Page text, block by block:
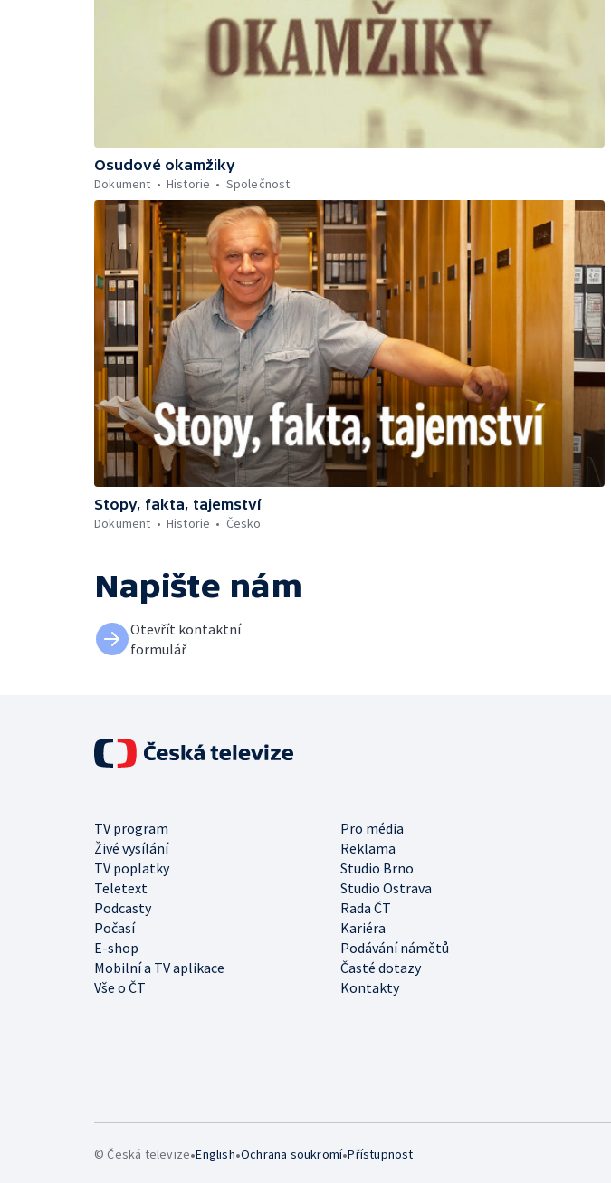
Osudové okamžiky
Dokument
Historie Společnost
Stopy, fakta, tajemství
Dokument
Historie Česko
Napište nám
Otevřít kontaktní
formulář
TV program
Pro média
Živé vysílání
Reklama
TV poplatky
Studio Brno
Teletext
Studio Ostrava
Podcasty
Rada ČT
Počasí
Kariéra
E-shop
Podávání námětů
Mobilní a TV aplikace
Časté dotazy
Vše o ČT
Kontakty
© Česká televize•English•Ochrana soukromí•Přístupnost